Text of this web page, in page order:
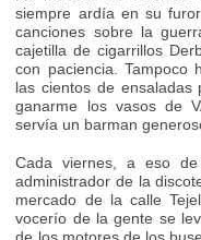
siempre ardía en su
canciones sobre la
cajetilla de cigarrillos
con paciencia. Tampoco
las cientos de
ganarme los vasos de
servía un barman
Cada viernes, a eso
administrador de la
mercado de la calle
vocerío de la gente se